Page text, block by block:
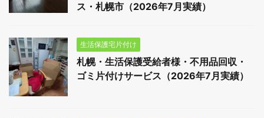
ス・札幌市（2026年7月実績）
生活保護宅片付け
札幌・生活保護受給者様・不用品回収・
ゴミ片付けサービス（2026年7月実績）